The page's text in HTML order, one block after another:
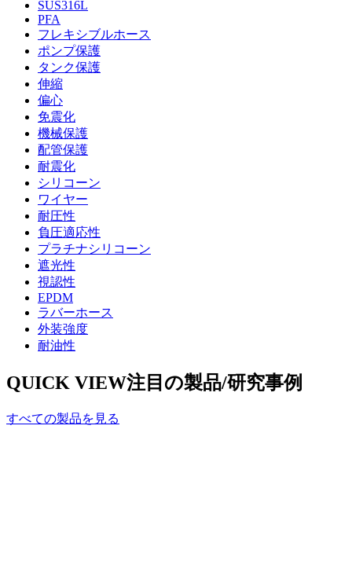
SUS316L
PFA
フレキシブルホース
ポンプ保護
タンク保護
伸縮
偏心
免震化
機械保護
配管保護
耐震化
シリコーン
ワイヤー
耐圧性
負圧適応性
プラチナシリコーン
遮光性
視認性
EPDM
ラバーホース
外装強度
耐油性
QUICK VIEW注目の製品/研究事例
すべての製品を見る